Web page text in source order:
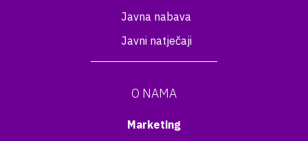
Javna nabava
Javni natječaji
O NAMA
Marketing